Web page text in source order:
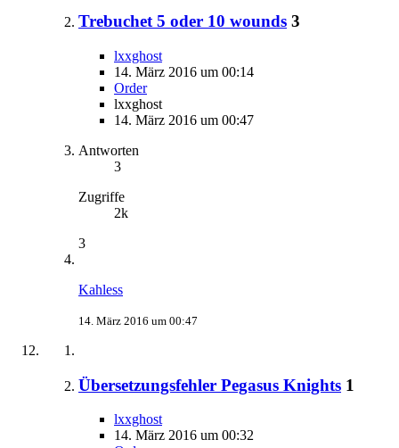
Trebuchet 5 oder 10 wounds 3
lxxghost
14. März 2016 um 00:14
Order
lxxghost
14. März 2016 um 00:47
Antworten
3
Zugriffe
2k
3
Kahless
14. März 2016 um 00:47
Übersetzungsfehler Pegasus Knights 1
lxxghost
14. März 2016 um 00:32